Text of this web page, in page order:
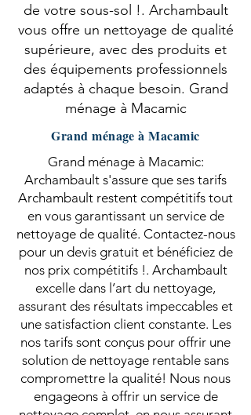
de votre sous-sol !. Archambault
vous offre un nettoyage de qualité
supérieure, avec des produits et
des équipements professionnels
adaptés à chaque besoin. Grand
ménage à Macamic
Grand ménage à Macamic
Grand ménage à Macamic:
Archambault s'assure que ses tarifs
Archambault restent compétitifs tout
en vous garantissant un service de
nettoyage de qualité. Contactez-nous
pour un devis gratuit et bénéficiez de
nos prix compétitifs !. Archambault
excelle dans l’art du nettoyage,
assurant des résultats impeccables et
une satisfaction client constante. Les
nos tarifs sont conçus pour offrir une
solution de nettoyage rentable sans
compromettre la qualité! Nous nous
engageons à offrir un service de